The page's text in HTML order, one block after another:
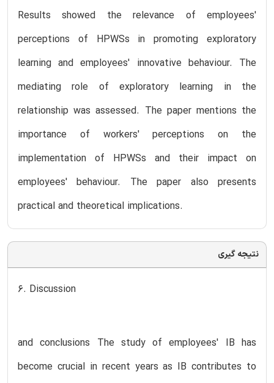
Results showed the relevance of employees'
perceptions of HPWSs in promoting exploratory
learning and employees' innovative behaviour. The
mediating role of exploratory learning in the
relationship was assessed. The paper mentions the
importance of workers' perceptions on the
implementation of HPWSs and their impact on
employees' behaviour. The paper also presents
practical and theoretical implications.
نتیجه گیری
6. Discussion
and conclusions The study of employees' IB has
become crucial in recent years as IB contributes to